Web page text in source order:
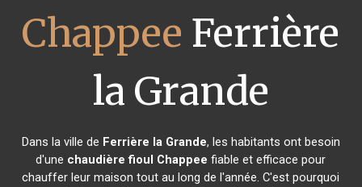
Chappee Ferrière
la Grande
Dans la ville de Ferrière la Grande, les habitants ont besoin
d'une chaudière fioul Chappee fiable et efficace pour
chauffer leur maison tout au long de l'année. C'est pourquoi